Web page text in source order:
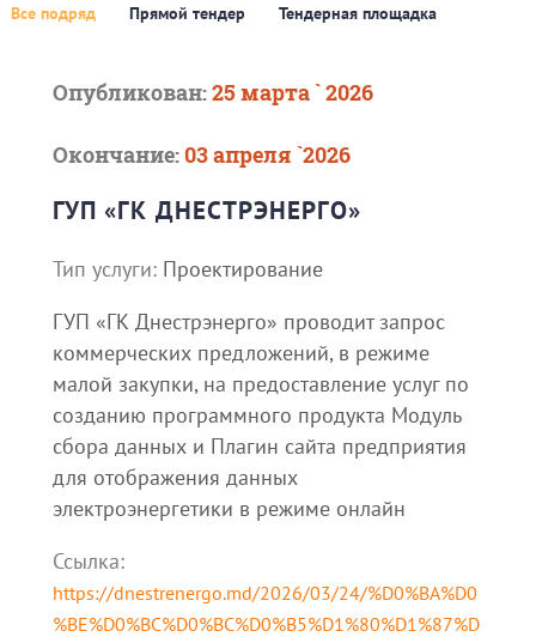
Все подряд Прямой тендер Тендерная площадка
Опубликован:25 марта ` 2026
Окончание:03 апреля `2026
ГУП «ГК ДНЕСТРЭНЕРГО»
Тип услуги: Проектирование
ГУП «ГК Днестрэнерго» проводит запрос
коммерческих предложений, в режиме
малой закупки, на предоставление услуг по
созданию программного продукта Модуль
сбора данных и Плагин сайта предприятия
для отображения данных
электроэнергетики в режиме онлайн
Ссылка:
https://dnestrenergo.md/2026/03/24/%D0%BA%D0
%BE%D0%BC%D0%BC%D0%B5%D1%80%D1%87%D